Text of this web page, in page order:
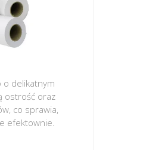
o delikatnym
ostrość oraz
co sprawia,
efektownie.